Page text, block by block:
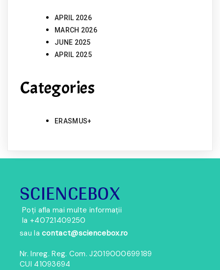
APRIL 2026
MARCH 2026
JUNE 2025
APRIL 2025
Categories
ERASMUS+
SCIENCEBOX
Poți afla mai multe informații
la +40721409250
sau la contact@sciencebox.ro
Nr. Inreg. Reg. Com. J2019000699189
CUI 41093694